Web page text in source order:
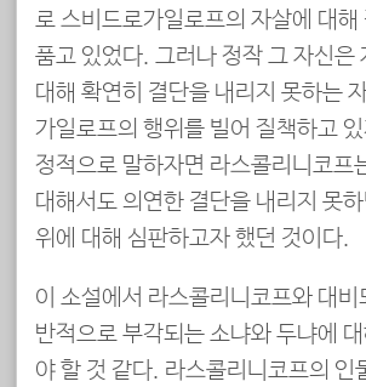
로 스비드로가일로프의 자살에 대해
품고 있었다. 그러나 정작 그 자신은
대해 확연히 결단을 내리지 못하는
가일로프의 행위를 빌어 질책하고
정적으로 말하자면 라스콜리니코프
대해서도 의연한 결단을 내리지 못
위에 대해 심판하고자 했던 것이다.
이 소설에서 라스콜리니코프와 대비
반적으로 부각되는 소냐와 두냐에
야 할 것 같다. 라스콜리니코프의 인